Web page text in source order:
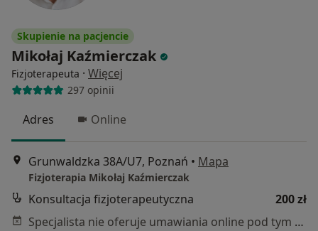
Skupienie na pacjencie
Mikołaj Kaźmierczak
Fizjoterapeuta · Więcej
297 opinii
Adres Online
Grunwaldzka 38A/U7, Poznań • Mapa
Fizjoterapia Mikołaj Kaźmierczak
Konsultacja fizjoterapeutyczna
200 zł
Specjalista nie oferuje umawiania online pod tym adresem.